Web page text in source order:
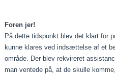
Foren jer!
På dette tidspunkt blev det klart for
kunne klares ved indsættelse af et
område. Der blev rekvireret
man ventede på, at de skulle